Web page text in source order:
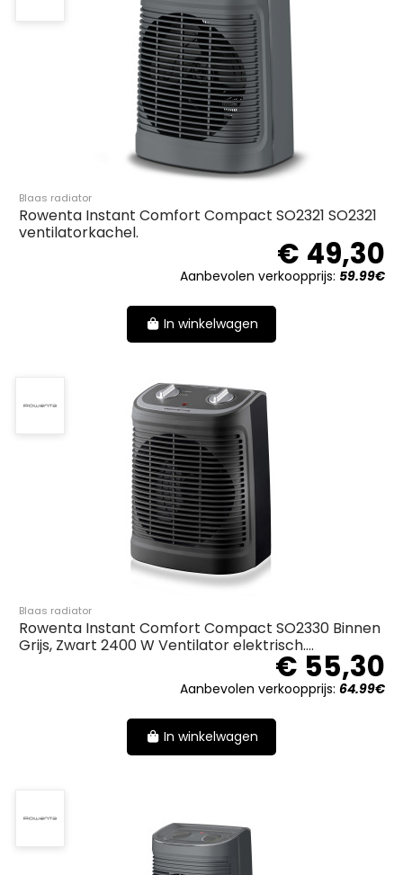
Blaas radiator
Rowenta Instant Comfort Compact SO2321 SO2321
ventilatorkachel.
€ 49,30
Aanbevolen verkoopprijs: 59.99€
In winkelwagen
Blaas radiator
Rowenta Instant Comfort Compact SO2330 Binnen
Grijs, Zwart 2400 W Ventilator elektrisch....
€ 55,30
Aanbevolen verkoopprijs: 64.99€
In winkelwagen